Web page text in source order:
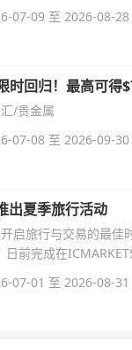
07-09 至 2026-08-28
时回归！最高可得
/贵金属
07-08 至 2026-09-30
出夏季旅行活动
启旅行与交易的最佳
前完成在
07-01 至 2026-08-31